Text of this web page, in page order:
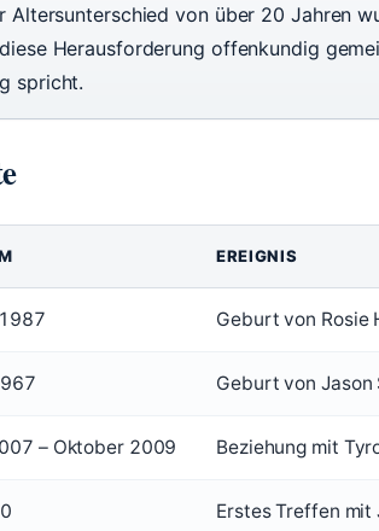
Altersunterschied von über 20 Jahren
Herausforderung offenkundig
spricht.
EREIGNIS
Geburt von Rosie
Geburt von Jason
– Oktober 2009 Beziehung mit
Erstes Treffen mit